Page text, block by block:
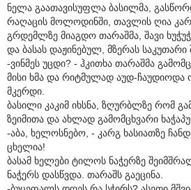
ნელა გაათავისუფლა ბასილმა,
რაღაცის მოლოდინში, თავლის ღია
გრდემლზე მიაგდო თარაშმა, შავი
და ბასას დაჟინებულ, მზერას საკუთარი
-ვინმეს უცდი? - ჰკითხა თარაშმა
მისი ხმა და რიტმულად აუდ-
მკერდი.
ბასილი კაკიმ იხსნა, ზღურბლზე რომ
ზეიმითა და ახლად გამომცხვარი
-აბა, ხელოსნებო, - კარგ ხასიათზე
ცხელია!
ბასამ ხელები ტილოს ნაჭერზე
ნაჭერს დასწვდა. თარაშს გაეცინა.